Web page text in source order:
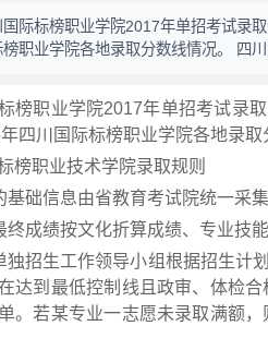
国际标榜职业学院2017年单招考试录
榜职业学院各地录取分数线情况。 四
榜职业学院2017年单招考试录
四川国际标榜职业学院各地录取
榜职业技术学院录取规则
基础信息由省教育考试院统一采集
终成绩按文化折算成绩、专业技
独招生工作领导小组根据招生计
达到最低控制线且政审、体检
。若某专业一志愿未录取满额